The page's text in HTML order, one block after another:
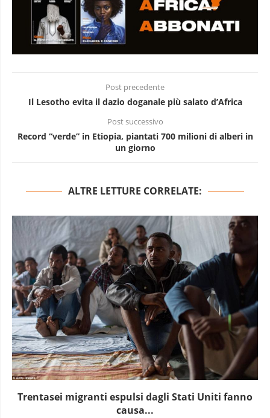
Post precedente
Il Lesotho evita il dazio doganale più salato d’Africa
Post successivo
Record “verde” in Etiopia, piantati 700 milioni di alberi in
un giorno
ALTRE LETTURE CORRELATE:
Trentasei migranti espulsi dagli Stati Uniti fanno
causa...